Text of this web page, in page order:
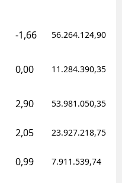
-1,66 56.264.124,90
0,00 11.284.390,35
2,90 53.981.050,35
2,05 23.927.218,75
0,99 7.911.539,74